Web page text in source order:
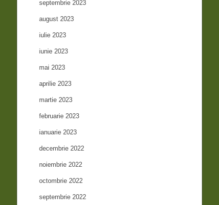
septembrie 2023
august 2023
iulie 2023
iunie 2023
mai 2023
aprilie 2023
martie 2023
februarie 2023
ianuarie 2023
decembrie 2022
noiembrie 2022
octombrie 2022
septembrie 2022